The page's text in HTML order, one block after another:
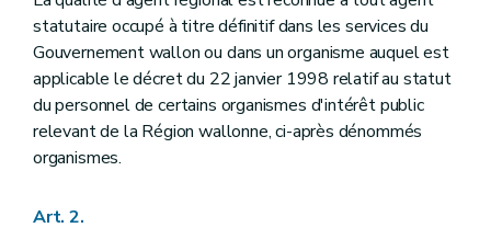
Art.85
Art. 86
Art.87
Art.87bis
Titre V De la formation
Chapitre premier (De la direction du Service public de Wallonie en charge de la formation du personnel - AGW du 02 septembre 2021, art.28)
Art. 88
Art. 89
statutaire occupé à titre définitif dans les services du
Gouvernement wallon ou dans un organisme auquel est
applicable le décret du 22 janvier 1998 relatif au statut
du personnel de certains organismes d'intérêt public
relevant de la Région wallonne, ci-après dénommés
organismes.
Art. 2.